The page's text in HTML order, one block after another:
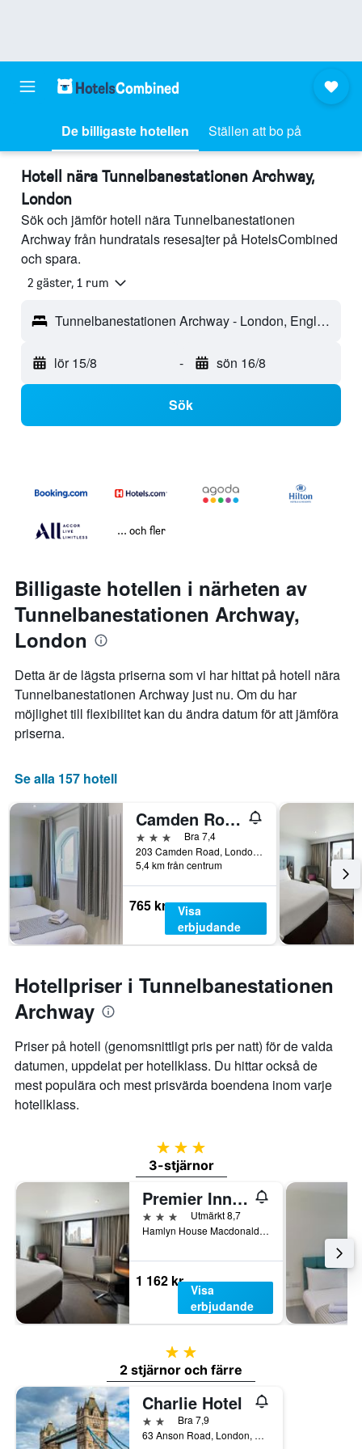
De billigaste hotellen Ställen att bo på
Hotell nära Tunnelbanestationen Archway,
London
Sök och jämför hotell nära Tunnelbanestationen
Archway från hundratals resesajter på HotelsCombined
och spara.
2 gäster, 1 rum
Tunnelbanestationen Archway - London, England, Storbritannien
lör 15/8 - sön 16/8
Sök
... och fler
Billigaste hotellen i närheten av
Tunnelbanestationen Archway,
London
Detta är de lägsta priserna som vi har hittat på hotell nära
Tunnelbanestationen Archway just nu. Om du har
möjlighet till flexibilitet kan du ändra datum för att jämföra
priserna.
Se alla 157 hotell
Camden Road Hotel
3 stjärnorBra 7,4
203 Camden Road, London, Storbritannien
5,4 km från centrum
765 kr
Visa
erbjudande
Hotellpriser i Tunnelbanestationen
Archway
Priser på hotell (genomsnittligt pris per natt) för de valda
datumen, uppdelat per hotellklass. Du hittar också de
mest populära och mest prisvärda boendena inom varje
hotellklass.
3 stjärnor
3-stjärnor
Premier Inn London Archway
3 stjärnorUtmärkt 8,7
Hamlyn House Macdonald Road, London, Storbritannien
1 162 kr
Visa
erbjudande
2 stjärnor
2 stjärnor och färre
Charlie Hotel
2 stjärnorBra 7,9
63 Anson Road, London, Storbritannien